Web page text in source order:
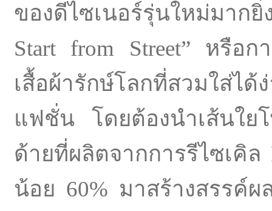
ของดีไซเนอร์รุ่นใหม่มา
Start from Street” หรือ
เสื้อผ้ารักษ์โลกที่สวมใส่ไ
แฟชั่น โดยต้องนำเส้นใยโ
ด้ายที่ผลิตจากการรีไซเคิ
น้อย 60% มาสร้างสรรค์